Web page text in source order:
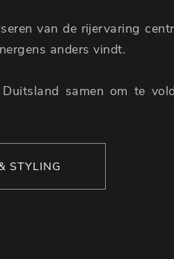
van de rijervaring
anders vindt.
samen om te
STYLING